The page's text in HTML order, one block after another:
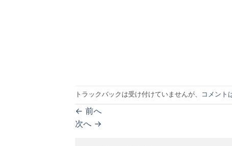
トラックバックは受け付けていませんが、 コメント
← 前へ
次へ →